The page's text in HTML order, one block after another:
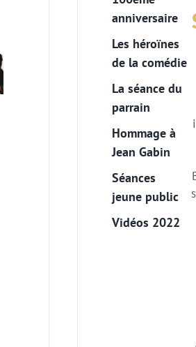
anniversaire
Les héroïnes
de la comédie
La séance du
parrain
Hommage à
Jean Gabin
Séances
jeune public
Vidéos 2022